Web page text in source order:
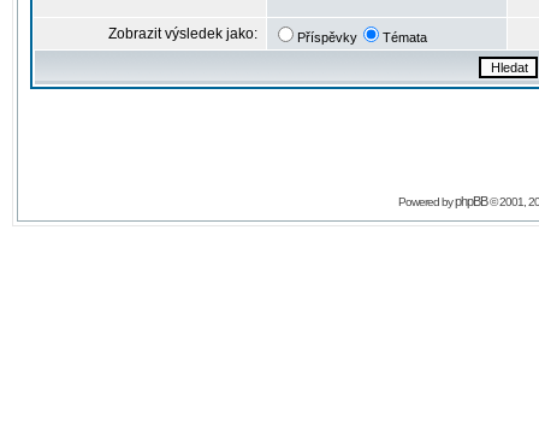
Zobrazit výsledek jako: Příspěvky Témata
Powered byphpBB© 2001,